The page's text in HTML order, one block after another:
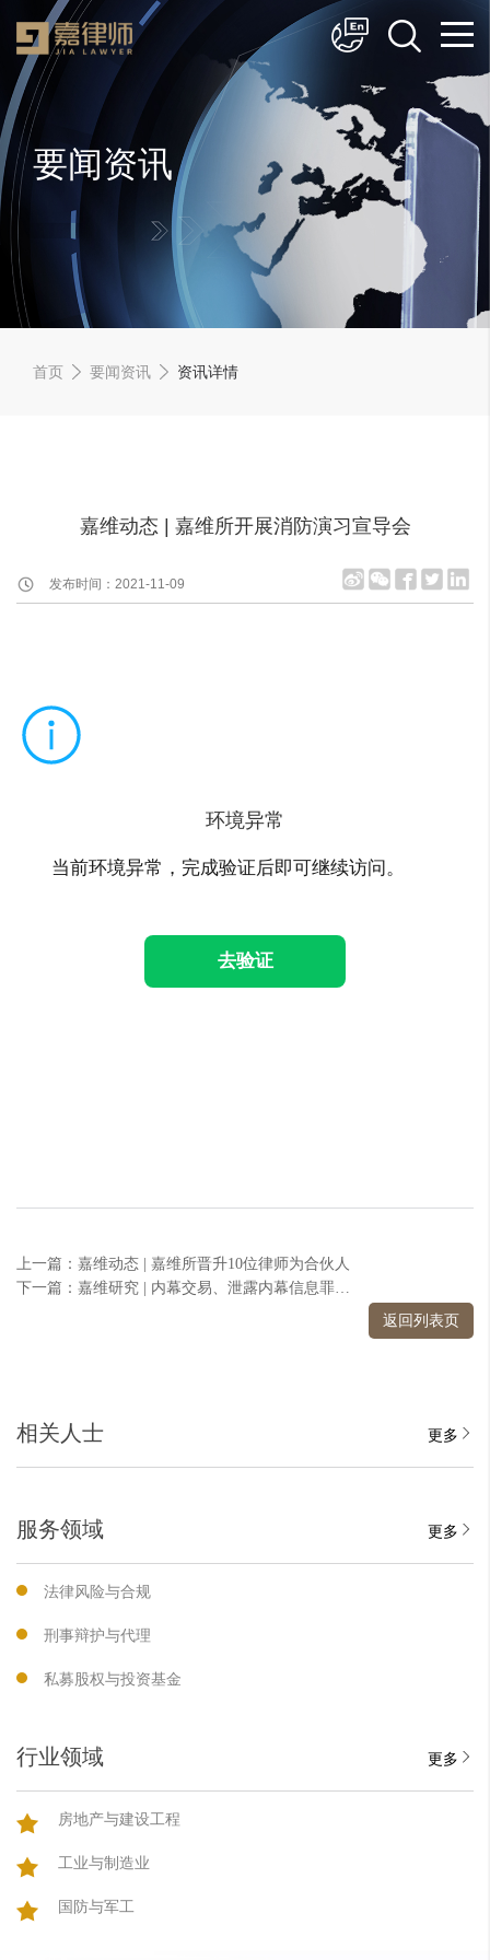
简体中文
English
要闻资讯
首页 要闻资讯 资讯详情
嘉维动态 | 嘉维所开展消防演习宣导会
发布时间：2021-11-09
环境异常
当前环境异常，完成验证后即可继续访问。
去验证
上一篇：嘉维动态 | 嘉维所晋升10位律师为合伙人
下一篇：嘉维研究 | 内幕交易、泄露内幕信息罪构成要件之主体要件
返回列表页
相关人士 更多
服务领域 更多
法律风险与合规
刑事辩护与代理
私募股权与投资基金
行业领域 更多
房地产与建设工程
工业与制造业
国防与军工